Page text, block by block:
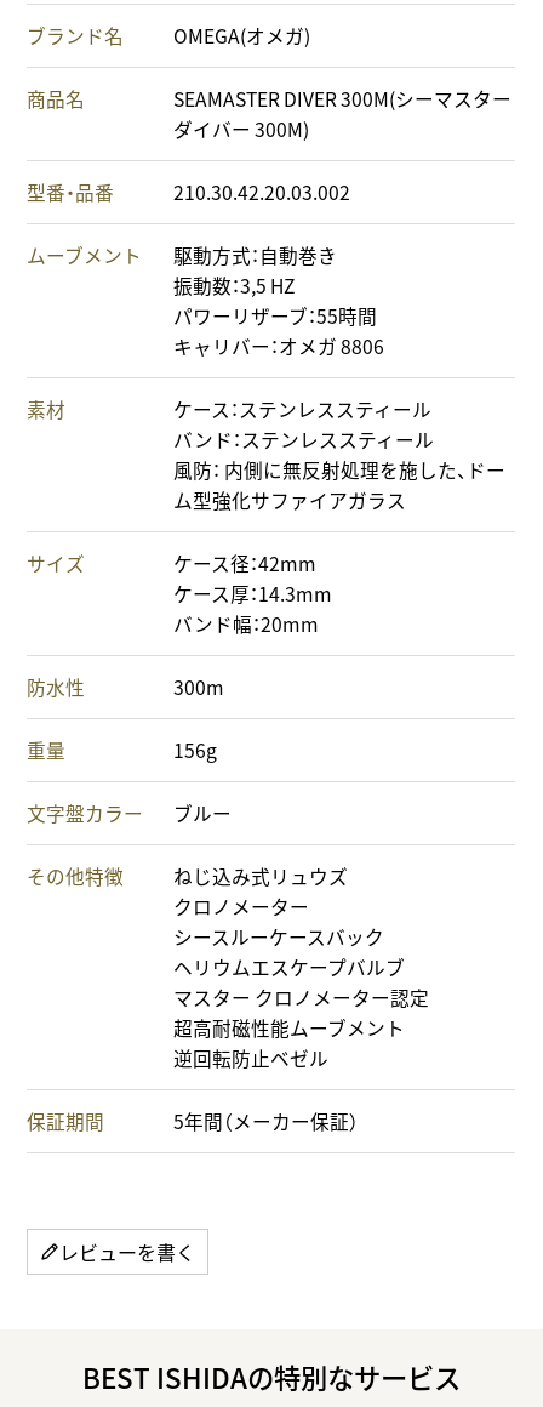
ブランド名 OMEGA(オメガ)
商品名
SEAMASTER DIVER 300M(シーマスター
ダイバー 300M)
型番・品番 210.30.42.20.03.002
ムーブメント
駆動方式：自動巻き
振動数：3,5 HZ
パワーリザーブ：55時間
キャリバー：オメガ 8806
素材
ケース：ステンレススティール
バンド：ステンレススティール
風防： 内側に無反射処理を施した、ドー
ム型強化サファイアガラス
サイズ
ケース径：42mm
ケース厚：14.3mm
バンド幅：20mm
防水性 300m
重量 156g
文字盤カラー ブルー
その他特徴
ねじ込み式リュウズ
クロノメーター
シースルーケースバック
ヘリウムエスケープバルブ
マスター クロノメーター認定
超高耐磁性能ムーブメント
逆回転防止ベゼル
保証期間 5年間（メーカー保証）
レビューを書く
BEST ISHIDAの特別なサービス